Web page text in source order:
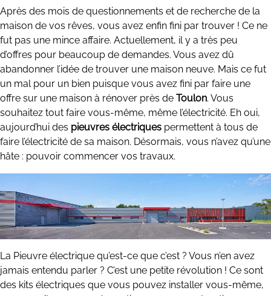
Après des mois de questionnements et de recherche de la
maison de vos rêves, vous avez enfin fini par trouver ! Ce ne
fut pas une mince affaire. Actuellement, il y a très peu
d’offres pour beaucoup de demandes. Vous avez dû
abandonner l’idée de trouver une maison neuve. Mais ce fut
un mal pour un bien puisque vous avez fini par faire une
offre sur une maison à rénover près de Toulon. Vous
souhaitez tout faire vous-même, même l’électricité. Eh oui,
aujourd’hui des pieuvres électriques permettent à tous de
faire l’électricité de sa maison. Désormais, vous n’avez qu’une
hâte : pouvoir commencer vos travaux.
La Pieuvre électrique qu’est-ce que c’est ? Vous n’en avez
jamais entendu parler ? C’est une petite révolution ! Ce sont
des kits électriques que vous pouvez installer vous-même,